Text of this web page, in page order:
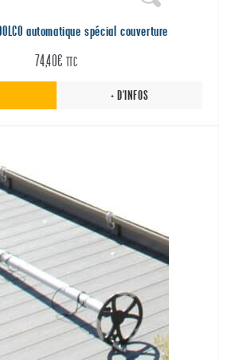
automatique spécial couverture
74,40€ TTC
+ D'INFOS